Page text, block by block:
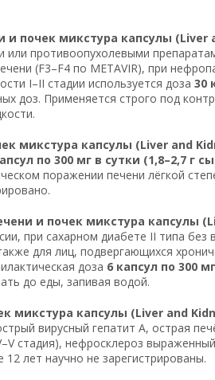
почек микстура капсулы (Liver
противоопухолевыми
(F3–F4 по METAVIR), при
I–II стадии используется доза 30
доз. Применяется строго под
микстура капсулы (Liver and
по 300 мг в сутки (1,8–2,7 г
поражении печени лёгкой
и почек микстура капсулы
при сахарном диабете II типа
для лиц, подвергающихся
доза 6 капсул по 300
до еды, запивая водой.
микстура капсулы (Liver and
вирусный гепатит A, острая
стадия), нефросклероз
лет научно не зарегистрированы.